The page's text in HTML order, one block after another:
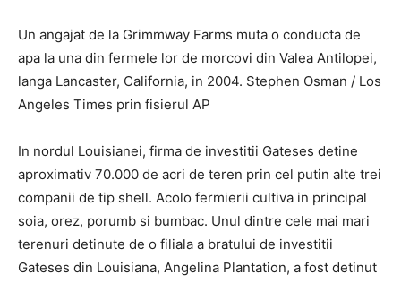
Un angajat de la Grimmway Farms muta o conducta de
apa la una din fermele lor de morcovi din Valea Antilopei,
langa Lancaster, California, in 2004. Stephen Osman / Los
Angeles Times prin fisierul AP
In nordul Louisianei, firma de investitii Gateses detine
aproximativ 70.000 de acri de teren prin cel putin alte trei
companii de tip shell. Acolo fermierii cultiva in principal
soia, orez, porumb si bumbac. Unul dintre cele mai mari
terenuri detinute de o filiala a bratului de investitii
Gateses din Louisiana, Angelina Plantation, a fost detinut